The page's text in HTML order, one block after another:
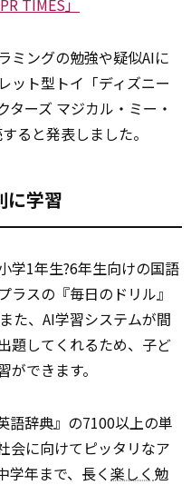
TIMES」
ミングの勉強や疑似AIに
ット型トイ「ディズニー
ターズ マジカル・ミー・
ると発表しました。
に学習
学1年生?6年生向けの国語
ラスの『毎日のドリル』
た、AI学習システムが間
題してくれるため、子ど
できます。
語辞典』の7100以上の単
会に向けてピッタリなア
学年まで、長く楽しく 勉